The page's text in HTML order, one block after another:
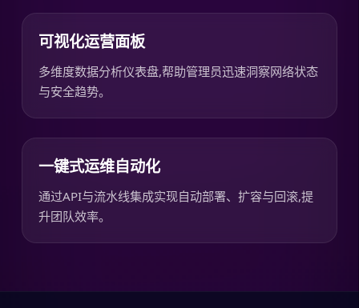
可视化运营面板
多维度数据分析仪表盘,帮助管理员迅速洞察网络状态
与安全趋势。
一键式运维自动化
通过API与流水线集成实现自动部署、扩容与回滚,提
升团队效率。